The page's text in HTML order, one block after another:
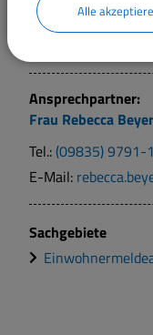
Tel.:
(09835) 9791-
Ansprechpartner:
Frau Rebecca Beyer
Tel.: (09835) 9791-
E-Mail:
Sachgebiete
Alle